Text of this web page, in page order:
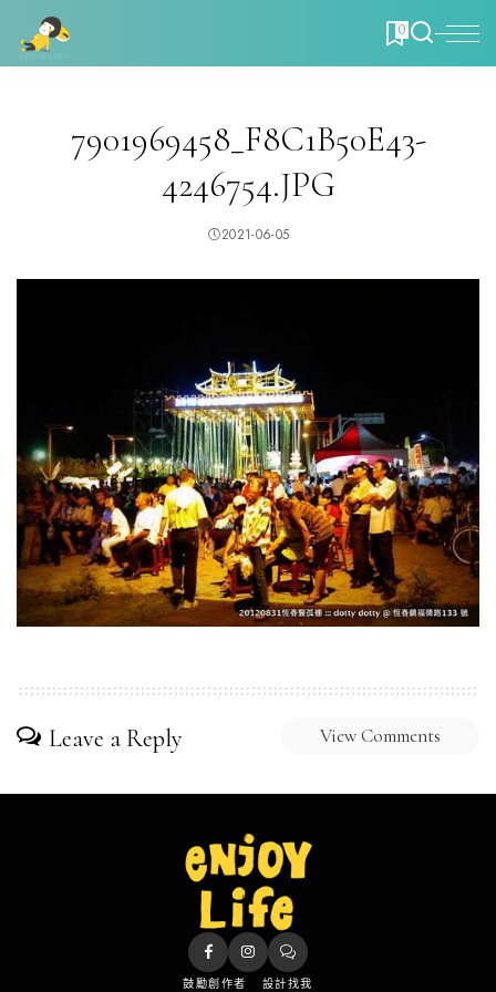
0
7901969458_F8C1B50E43-
4246754.JPG
2021-06-05
Leave a Reply View Comments
鼓勵創作者 設計找我